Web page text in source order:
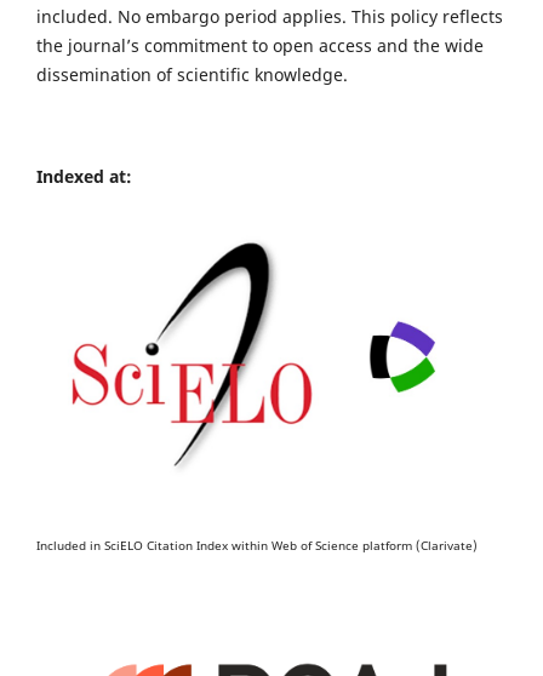
included. No embargo period applies. This policy reflects
the journal’s commitment to open access and the wide
dissemination of scientific knowledge.
Indexed at:
Included in SciELO Citation Index within Web of Science platform (Clarivate)